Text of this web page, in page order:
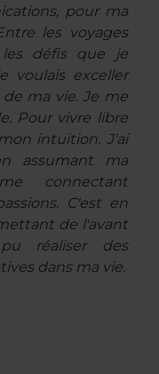
pour ma
les voyages
les défis que je
voulais exceller
ma vie. Je me
Pour vivre libre
intuition. J'ai
assumant ma
connectant
C'est en
de l'avant
réaliser des
dans ma vie.